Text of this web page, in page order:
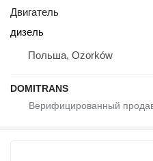
Двигатель
дизель
Польша, Ozorków
DOMITRANS